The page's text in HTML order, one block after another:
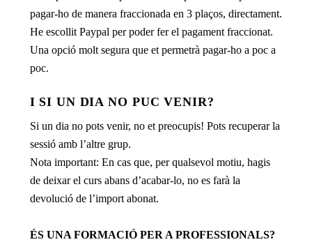
pagar-ho de manera fraccionada en 3 plaços, directament.
He escollit Paypal per poder fer el pagament fraccionat.
Una opció molt segura que et permetrà pagar-ho a poc a
poc.
I SI UN DIA NO PUC VENIR?
Si un dia no pots venir, no et preocupis! Pots recuperar la
sessió amb l’altre grup.
Nota important: En cas que, per qualsevol motiu, hagis
de deixar el curs abans d’acabar-lo, no es farà la
devolució de l’import abonat.
ÉS UNA FORMACIÓ PER A PROFESSIONALS?